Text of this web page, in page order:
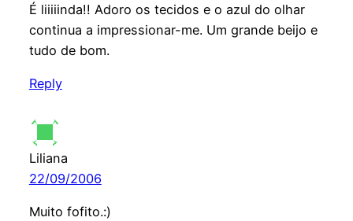
É liiiiinda!! Adoro os tecidos e o azul do olhar
continua a impressionar-me. Um grande beijo e
tudo de bom.
Reply
Liliana
22/09/2006
Muito fofito.:)